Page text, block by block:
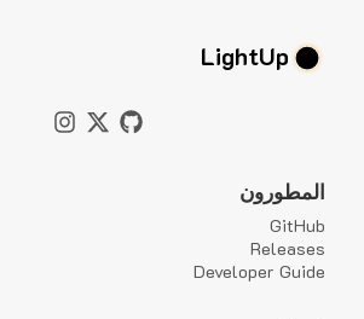
LightUp
المطورون
GitHub
Releases
Developer Guide